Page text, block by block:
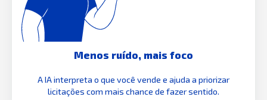
Menos ruído, mais foco
A IA interpreta o que você vende e ajuda a priorizar
licitações com mais chance de fazer sentido.